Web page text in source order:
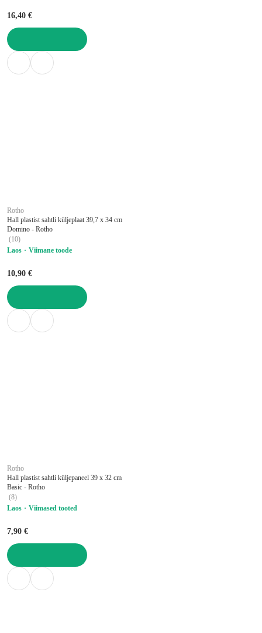
16,40 €
LISA OSTUKORVI
Rotho
Hall plastist sahtli küljeplaat 39,7 x 34 cm
Domino - Rotho
(10)
Laos
Viimane toode
10,90 €
LISA OSTUKORVI
Rotho
Hall plastist sahtli küljepaneel 39 x 32 cm
Basic - Rotho
(8)
Laos
Viimased tooted
7,90 €
LISA OSTUKORVI